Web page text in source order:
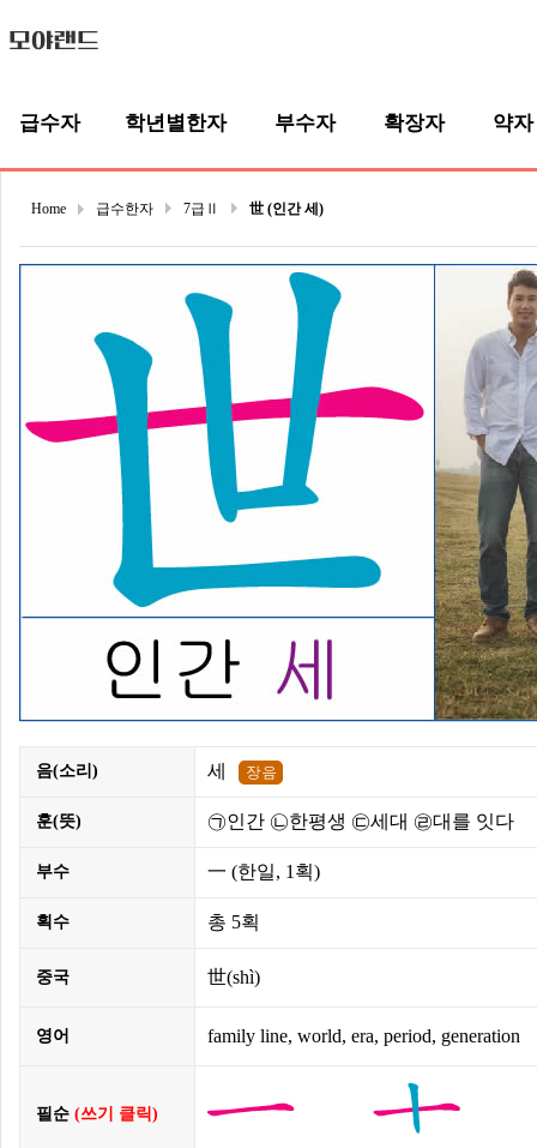
급수자 학년별한자 부수자 확장자 약자
Home 급수한자 7급Ⅱ 世 (인간 세)
음(소리) 세
훈(뜻) ㉠인간 ㉡한평생 ㉢세대 ㉣대를 잇다
부수 一 (한일, 1획)
획수 총 5획
중국 世(shì)
영어 family line, world, era, period, generation
필순 (쓰기 클릭)